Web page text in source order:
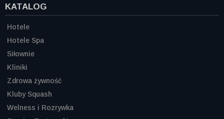
KATALOG
Hotele
Hotele Spa
Siłownie
Kliniki
Zdrowa żywność
Kluby Squash
Welness i Rozrywka